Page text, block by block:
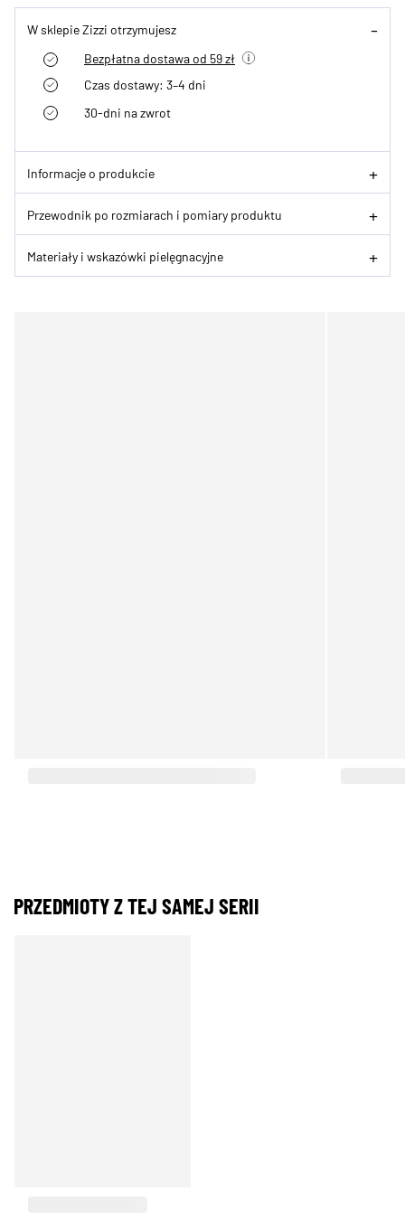
W sklepie Zizzi otrzymujesz
Bezpłatna dostawa od 59 zł
Czas dostawy: 3–4 dni
30-dni na zwrot
Informacje o produkcie
Przewodnik po rozmiarach i pomiary produktu
Materiały i wskazówki pielęgnacyjne
PRZEDMIOTY Z TEJ SAMEJ SERII